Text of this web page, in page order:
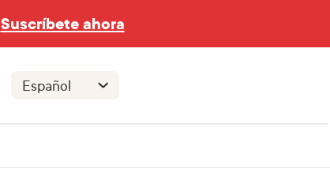
Suscríbete ahora